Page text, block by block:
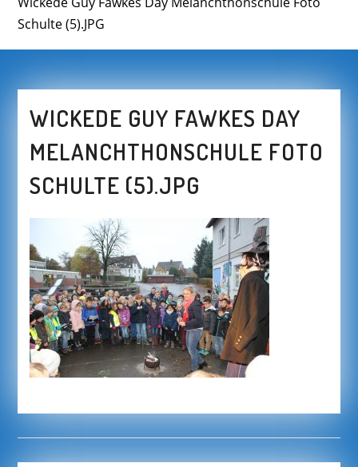
Schulte (5).JPG
WICKEDE GUY FAWKES DAY
MELANCHTHONSCHULE FOTO
SCHULTE (5).JPG